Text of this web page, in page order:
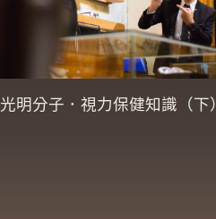
光明分子．視力保健知識（下）